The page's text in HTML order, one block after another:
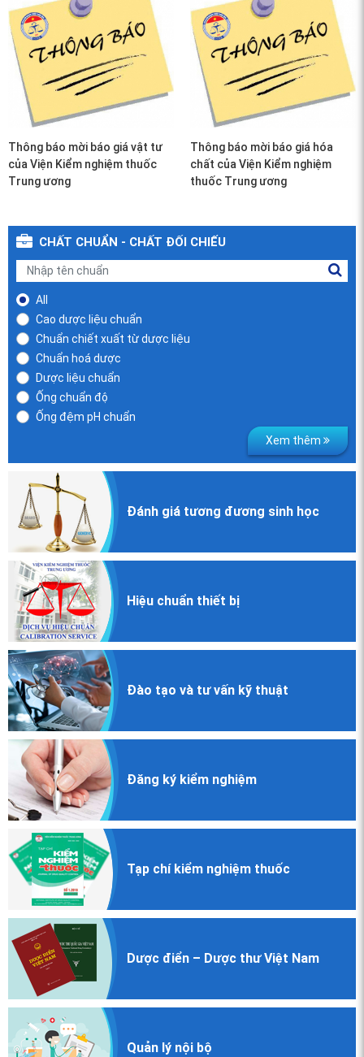
Thông báo mời báo giá vật tư
của Viện Kiểm nghiệm thuốc
Trung ương
Thông báo mời báo giá hóa
chất của Viện Kiểm nghiệm
thuốc Trung ương
CHẤT CHUẨN - CHẤT ĐỐI CHIẾU
All
Cao dược liệu chuẩn
Chuẩn chiết xuất từ dược liệu
Chuẩn hoá dược
Dược liệu chuẩn
Ống chuẩn độ
Ống đệm pH chuẩn
Xem thêm
Đánh giá tương đương sinh học
Hiệu chuẩn thiết bị
Đào tạo và tư vấn kỹ thuật
Đăng ký kiểm nghiệm
Tạp chí kiểm nghiệm thuốc
Dược điển – Dược thưViệt Nam
Quản lý nội bộ